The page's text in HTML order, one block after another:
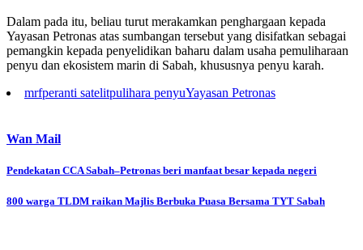
Dalam pada itu, beliau turut merakamkan penghargaan kepada
Yayasan Petronas atas sumbangan tersebut yang disifatkan sebagai
pemangkin kepada penyelidikan baharu dalam usaha pemuliharaan
penyu dan ekosistem marin di Sabah, khususnya penyu karah.
mrfperanti satelitpulihara penyuYayasan Petronas
Wan Mail
Post
navigation
Pendekatan CCA Sabah–Petronas beri manfaat besar kepada negeri
800 warga TLDM raikan Majlis Berbuka Puasa Bersama TYT Sabah